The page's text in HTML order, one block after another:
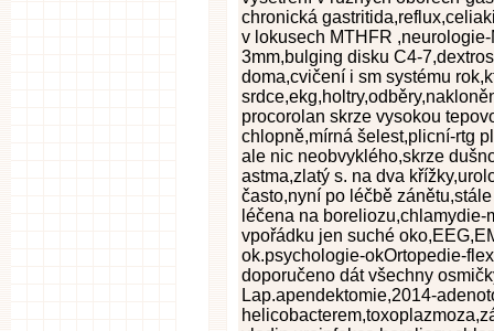
chronická
v lokusech MTHFR
3mm,bulging disku C4-
doma,cvičení i sm systému
procorolan skrze vysokou
chlopně,mírná šelest,plicní-rtg
ale nic neobvyklého,skrze
astma,zlatý s. na dva
často,nyní po léčbě
léčena na
vpořádku jen suché
ok.psychologie-okOrtopedie-
doporučeno dát všechny
Lap.apendektomie,2014-